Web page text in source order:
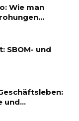
Wie man
SBOM- und
und…